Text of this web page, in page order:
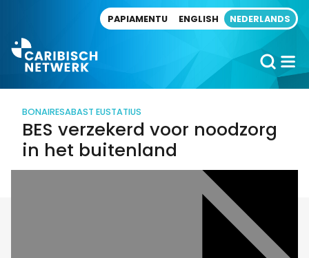
PAPIAMENTU ENGLISH NEDERLANDS
BONAIRESABAST EUSTATIUS
BES verzekerd voor noodzorg
in het buitenland